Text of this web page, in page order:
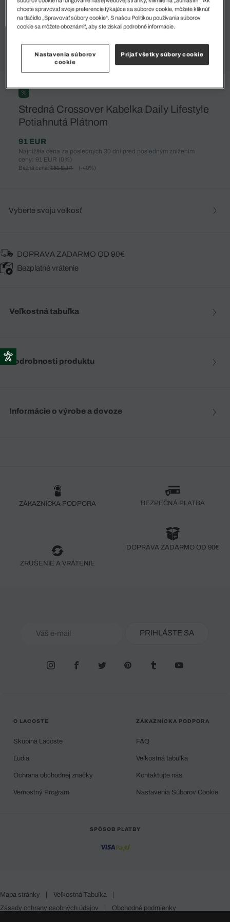
%
Stredná Crossover Kabelka Daily Lifestyle
Potiahnutá Plátnom
91 EUR
Najnižšia cena za posledných 30 dní pred posledným znížením
ceny: 91 EUR (0%)
Bežná cena: 151 EUR (-40%)
Vyberte svoju veľkosť
DOPRAVA ZADARMO OD 90€
Bezplatné vrátenie
Veľkostná tabuľka
Podrobnosti produktu
Informácie o výrobe a dovoze
ZÁKAZNÍCKA PODPORA BEZPEČNÁ PLATBA
ZRUŠENIE A VRÁTENIE
DOPRAVA ZADARMO OD 90€
PRIHLÁSTE SA
O LACOSTE
Skupina Lacoste
Ľudia
Ochrana obchodnej značky
Vernostný Program
ZÁKAZNÍCKA PODPORA
FAQ
Veľkostná tabuľka
Kontaktujte nás
Nastavenia Súborov Cookie
SPÔSOB PLATBY
Mapa stránky | Veľkostná Tabuľka
|
Zásady ochrany osobných údajov
| Obchodné podmienky
chcete spravovať svoje preferencie týkajúce sa súborov cookie, môžete kliknúť
na tlačidlo „Spravovať súbory cookie“. S našou Politikou používania súborov
cookie sa môžete oboznámiť, aby ste získali podrobné informácie.
Nastavenia súborov
cookie
Prijať všetky súbory cookie